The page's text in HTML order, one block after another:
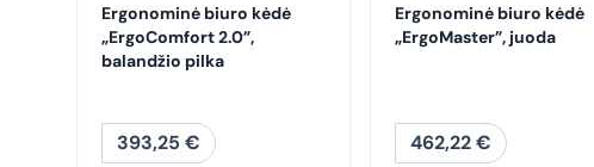
Ergonominė biuro kėdė
„ErgoComfort 2.0”,
balandžio pilka
393,25 €
Ergonominė biuro kėdė
„ErgoMaster”, juoda
462,22€